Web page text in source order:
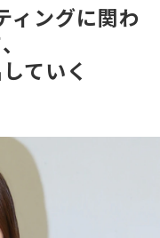
ィングに関わ
ていく